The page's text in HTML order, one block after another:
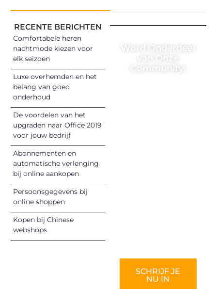
RECENTE BERICHTEN
Comfortabele heren
nachtmode kiezen voor
elk seizoen
Luxe overhemden en het
belang van goed
onderhoud
De voordelen van het
upgraden naar Office 2019
voor jouw bedrijf
Abonnementen en
automatische verlenging
bij online aankopen
Persoonsgegevens bij
online shoppen
Kopen bij Chinese
webshops
Word Onderdeel
van Onze
Community!
SCHRIJF JE
NU IN